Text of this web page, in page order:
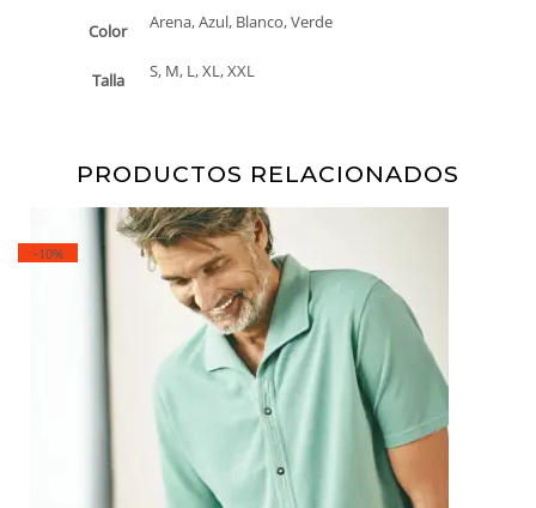
Color Arena, Azul, Blanco, Verde
Talla S, M, L, XL, XXL
PRODUCTOS RELACIONADOS
-10%